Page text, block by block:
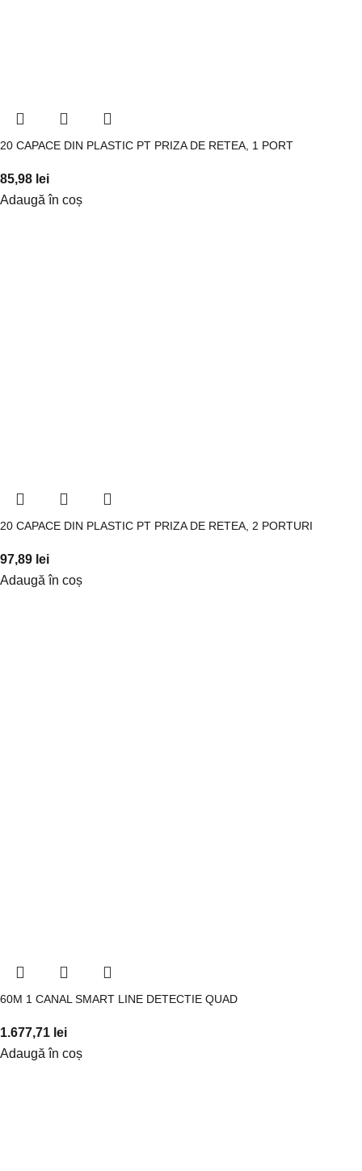
20 CAPACE DIN PLASTIC PT PRIZA DE RETEA, 1 PORT
85,98 lei
Adaugă în coș
20 CAPACE DIN PLASTIC PT PRIZA DE RETEA, 2 PORTURI
97,89 lei
Adaugă în coș
60M 1 CANAL SMART LINE DETECTIE QUAD
1.677,71 lei
Adaugă în coș